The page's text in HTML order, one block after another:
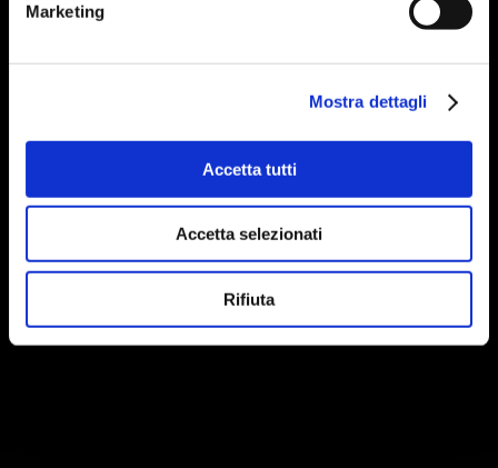
Marketing
Mostra dettagli
Accetta tutti
Accetta selezionati
Rifiuta